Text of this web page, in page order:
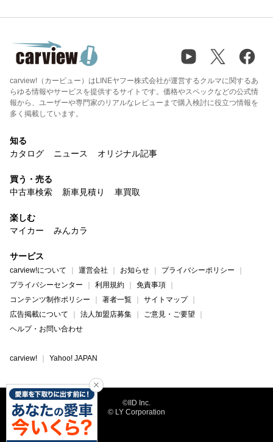
carview!（カービュー）はLINEヤフー株式会社が運営するクルマに関するあ
らゆる情報やサービスを提供するサイトです。価格やスペックなどの公式情
報から、ユーザーや専門家のリアルなレビューまで購入検討に役立つ情報を
多く掲載しています。
知る
カタログ
ニュース オリジナル記事
買う・売る
中古車検索
新車見積り 車買取
楽しむ
マイカー
みんカラ
サービス
carview!について 運営会社 お知らせ
プライバシーポリシー
プライバシーセンター
利用規約
免責事項
コンテンツ制作ポリシー
著者一覧
サイトマップ
広告掲載について
法人加盟店募集
ご意見・ご要望
ヘルプ・お問い合わせ
carview! Yahoo! JAPAN
©IID Inc.
© LY Corporation